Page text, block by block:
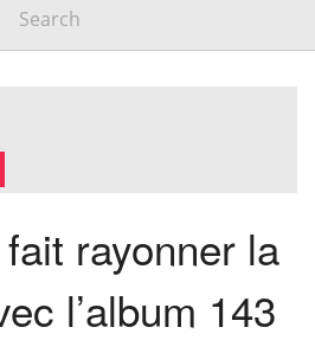
rayonner la
l’album 143